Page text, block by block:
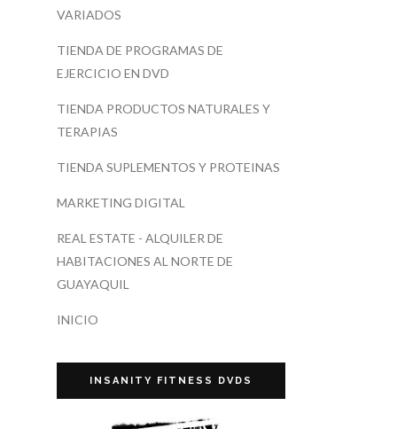
VARIADOS
TIENDA DE PROGRAMAS DE
EJERCICIO EN DVD
TIENDA PRODUCTOS NATURALES Y
TERAPIAS
TIENDA SUPLEMENTOS Y PROTEINAS
MARKETING DIGITAL
REAL ESTATE - ALQUILER DE
HABITACIONES AL NORTE DE
GUAYAQUIL
INICIO
INSANITY FITNESS DVDS